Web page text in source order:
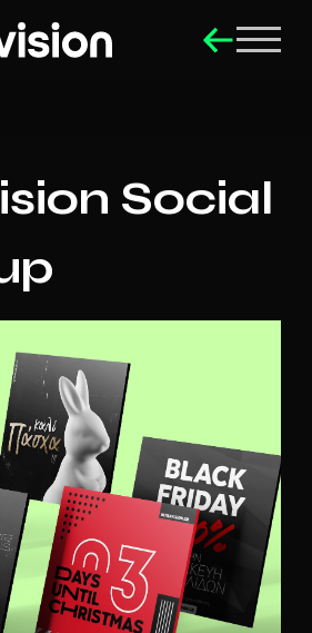
Social